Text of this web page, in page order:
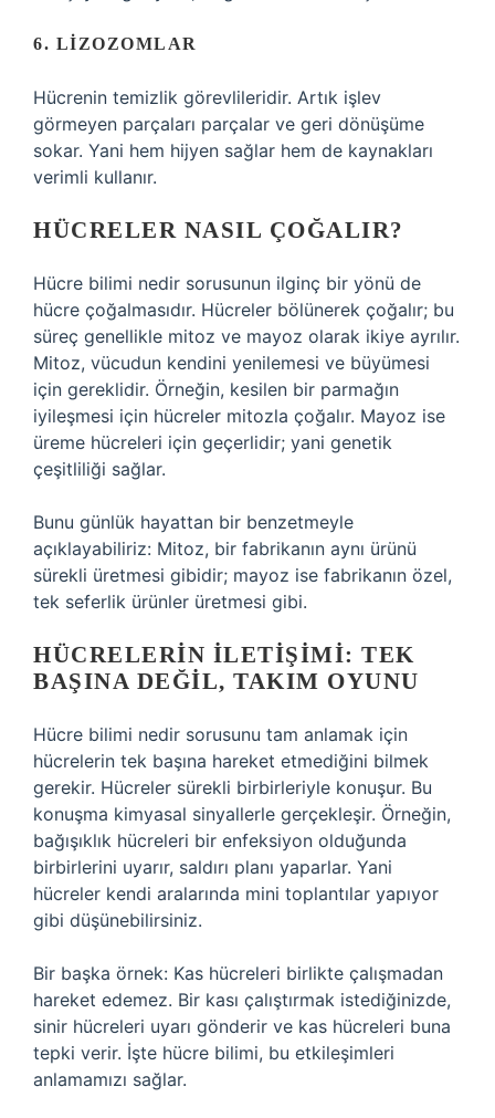
6. LIZOZOMLAR
Hücrenin temizlik görevlileridir. Artık işlev
görmeyen parçaları parçalar ve geri dönüşüme
sokar. Yani hem hijyen sağlar hem de kaynakları
verimli kullanır.
HÜCRELER NASIL ÇOĞALIR?
Hücre bilimi nedir sorusunun ilginç bir yönü de
hücre çoğalmasıdır. Hücreler bölünerek çoğalır; bu
süreç genellikle mitoz ve mayoz olarak ikiye ayrılır.
Mitoz, vücudun kendini yenilemesi ve büyümesi
için gereklidir. Örneğin, kesilen bir parmağın
iyileşmesi için hücreler mitozla çoğalır. Mayoz ise
üreme hücreleri için geçerlidir; yani genetik
çeşitliliği sağlar.
Bunu günlük hayattan bir benzetmeyle
açıklayabiliriz: Mitoz, bir fabrikanın aynı ürünü
sürekli üretmesi gibidir; mayoz ise fabrikanın özel,
tek seferlik ürünler üretmesi gibi.
HÜCRELERIN İLETIŞIMI: TEK
BAŞINA DEĞIL, TAKIM OYUNU
Hücre bilimi nedir sorusunu tam anlamak için
hücrelerin tek başına hareket etmediğini bilmek
gerekir. Hücreler sürekli birbirleriyle konuşur. Bu
konuşma kimyasal sinyallerle gerçekleşir. Örneğin,
bağışıklık hücreleri bir enfeksiyon olduğunda
birbirlerini uyarır, saldırı planı yaparlar. Yani
hücreler kendi aralarında mini toplantılar yapıyor
gibi düşünebilirsiniz.
Bir başka örnek: Kas hücreleri birlikte çalışmadan
hareket edemez. Bir kası çalıştırmak istediğinizde,
sinir hücreleri uyarı gönderir ve kas hücreleri buna
tepki verir. İşte hücre bilimi, bu etkileşimleri
anlamamızı sağlar.